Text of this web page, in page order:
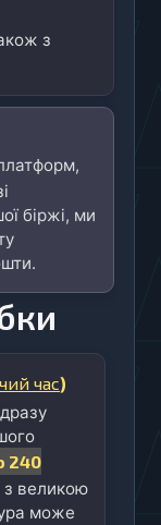
з
біржі, ми
час)
240
з великою
може